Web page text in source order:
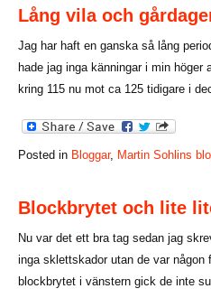
Lång vila och
Jag har haft en ganska så lång
hade jag inga känningar i min
kring 115 nu mot ca 125 tidigare i
Posted in Bloggar, Martin Sohlins
Blockbrytet och lite
Nu var det ett bra tag sedan jag
inga sklettskador utan de var
blockbrytet i vänstern gick de inte